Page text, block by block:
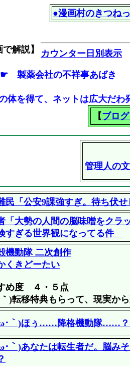
●漫画村のきつね
解説】 カウンター日別表示
製薬会社の不祥事あばき
を得て、ネットは広大だわ
【ブロ
管理人の
民「公安9課強すぎ。待ち伏
「大勢の人間の脳味噌をクラ
すぎる世界観になってる件
機動隊 二次創作
くきどーたい
め度 ４・５点
)転移特典もらって、現実か
･｀)ほぅ……降格機動隊……？
･｀)あなたは転生者だ。脳み